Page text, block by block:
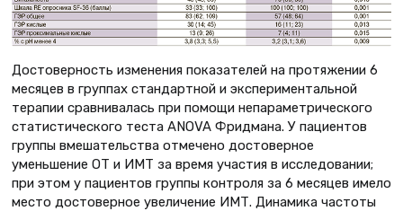
Достоверность изменения показателей на протяжении 6
месяцев в группах стандартной и экспериментальной
терапии сравнивалась при помощи непараметрического
статистического теста ANOVA Фридмана. У пациентов
группы вмешательства отмечено достоверное
уменьшение ОТ и ИМТ за время участия в исследовании;
при этом у пациентов группы контроля за 6 месяцев имело
место достоверное увеличение ИМТ. Динамика частоты